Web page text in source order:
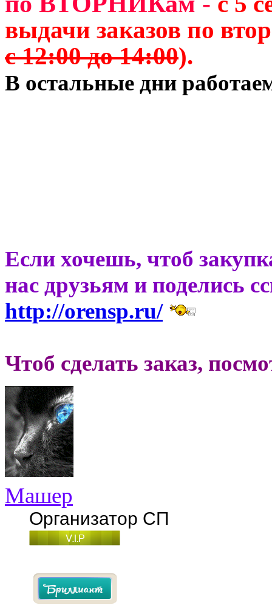
выдачи заказов по
с 12:00 до 14:00).
В остальные дни
Если хочешь, чтоб
нас друзьям и поделись
http://orensp.ru/
Чтоб сделать заказ,
Машер
Организатор СП